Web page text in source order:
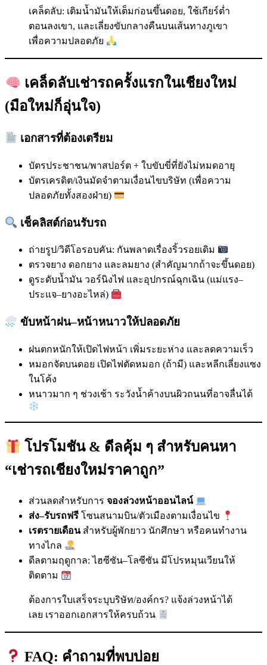
เคล็ดลับ: เติมน้ำมันให้เต็มก่อนขึ้นดอย, ใช้เกียร์ต่ำ
ตอนลงเขา, และเลี่ยงขับกลางคืนบนเส้นทางภูเขา
เพื่อความปลอดภัย
เคล็ดลับเช่ารถครั้งแรกในเชียงใหม่
(มือใหม่ก็อุ่นใจ)
เอกสารที่ต้องเตรียม
บัตรประชาชน/พาสปอร์ต + ใบขับขี่ที่ยังไม่หมดอายุ
บัตรเครดิต/เงินมัดจำตามเงื่อนไขบริษัท (เพื่อความ
ปลอดภัยทั้งสองฝ่าย)
เช็คลิสต์ก่อนรับรถ
ถ่ายรูป/วิดีโอรอบคัน: กันพลาดเรื่องริ้วรอยเดิม
ตรวจยาง ดอกยาง และลมยาง (สำคัญมากถ้าจะขึ้นดอย)
ดูระดับน้ำมัน วอร์นิงไฟ และอุปกรณ์ฉุกเฉิน (แม่แรง–
ประแจ–ยางอะไหล่)
ขับหน้าฝน–หน้าหนาวให้ปลอดภัย
ฝนตกหนักให้เปิดไฟหน้า เพิ่มระยะห่าง และลดความเร็ว
หมอกจัดบนดอย เปิดไฟตัดหมอก (ถ้ามี) และหลีกเลี่ยงแซง
ในโค้ง
หนาวมาก ๆ ช่วงเช้า ระวังน้ำค้างบนผิวถนนที่อาจลื่นได้
โปรโมชัน & ดีลคุ้ม ๆ สำหรับคนหา
“เช่ารถเชียงใหม่ราคาถูก”
ส่วนลดสำหรับการ จองล่วงหน้าออนไลน์
ส่ง–รับรถฟรี โซนสนามบิน/ตัวเมืองตามเงื่อนไข
เรตรายเดือนสำหรับผู้พักยาว นักศึกษา หรือคนทำงาน
ทางไกล
ดีลตามฤดูกาล: ไฮซีซัน–โลซีซัน มีโปรหมุนเวียนให้
ติดตาม
ต้องการใบเสร็จระบุบริษัท/องค์กร? แจ้งล่วงหน้าได้
เลย เราออกเอกสารให้ครบถ้วน
FAQ: คำถามที่พบบ่อย